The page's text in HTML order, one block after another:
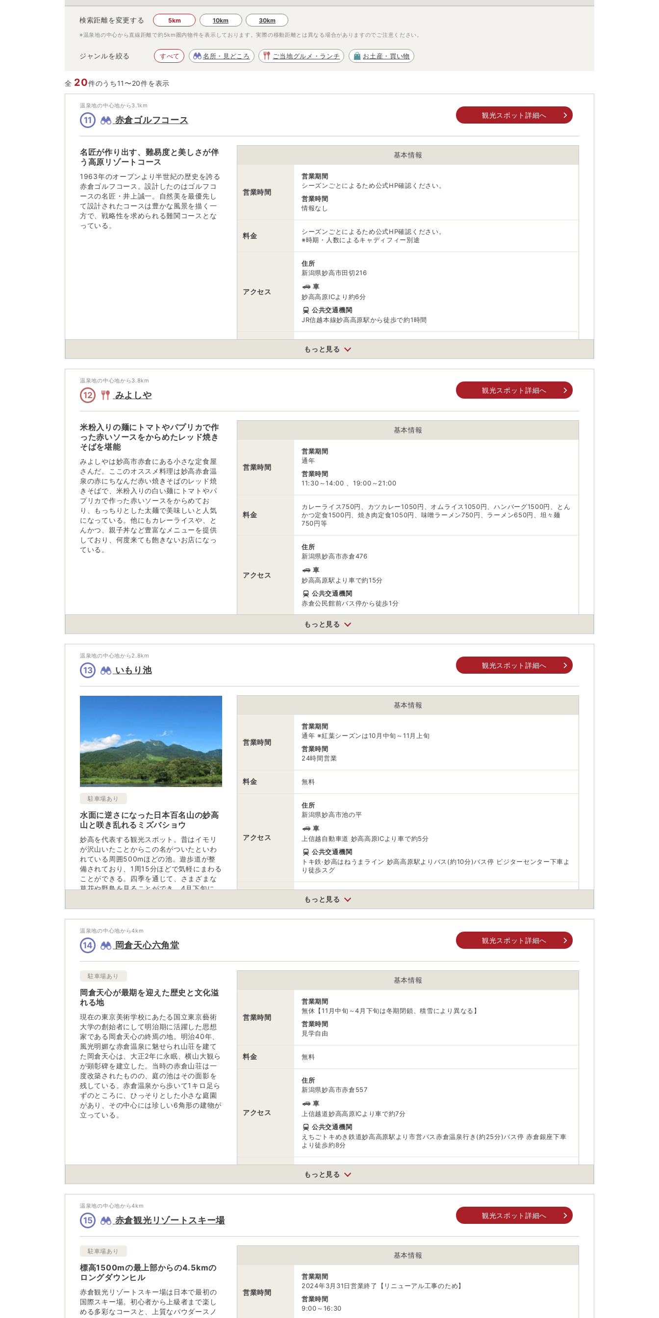
検索距離を変更する 5km 10km 30km
※温泉地の中心から直線距離で約5km 圏内物件を表示しております。実際の移動距離とは異なる場合がありますのでご注意ください。
ジャンルを絞る すべて 名所・見どころ ご当地グルメ・ランチ お土産・買い物
全 20件のうち11〜20件を表示
温泉地の中心地から3.1km
11 赤倉ゴルフコース
観光スポット詳細へ
名匠が作り出す、難易度と美しさが伴
う高原リゾートコース
1963年のオープンより半世紀の歴史を誇る
赤倉ゴルフコース。設計したのはゴルフコ
ースの名匠・井上誠一。自然美を最優先し
て設計されたコースは豊かな風景を描く一
方で、戦略性を求められる難関コースとな
っている。
基本情報
営業時間
営業期間
シーズンごとによるため公式HP確認ください。
営業時間
情報なし
料金
シーズンごとによるため公式HP確認ください。
※時期・人数によるキャディフィー別途
アクセス
住所
新潟県妙高市田切216
車
妙高高原ICより約6分
公共交通機関
JR信越本線妙高高原駅から徒歩で約1時間
電話番号
※ 掲載情報は変更になる場合があります。最新の内容はご利用前にご自身でお問合せください。
もっと見る
温泉地の中心地から3.8km
12 みよしや
観光スポット詳細へ
米粉入りの麺にトマトやパプリカで作
った赤いソースをからめたレッド焼き
そばを堪能
みよしやは妙高市赤倉にある小さな定食屋
さんだ。ここのオススメ料理は妙高赤倉温
泉の赤にちなんだ赤い焼きそばのレッド焼
きそばで、米粉入りの白い麺にトマトやパ
プリカで作った赤いソースをからめてお
り、もっちりとした太麺で美味しいと人気
になっている。他にもカレーライスや、と
んかつ、親子丼など豊富なメニューを提供
しており、何度来ても飽きないお店になっ
ている。
基本情報
営業時間
営業期間
通年
営業時間
11:30～14:00 、19:00～21:00
料金
カレーライス750円、カツカレー1050円、オムライス1050円、ハンバーグ1500円、とん
かつ定食1500円、焼き肉定食1050円、味噌ラーメン750円、ラーメン650円、坦々麺
750円等
アクセス
住所
新潟県妙高市赤倉476
車
妙高高原駅より車で約15分
公共交通機関
赤倉公民館前バス停から徒歩1分
情報なし
※ 掲載情報は変更になる場合があります。最新の内容はご利用前にご自身でお問合せください。
もっと見る
温泉地の中心地から2.8km
13 いもり池
観光スポット詳細へ
駐車場あり
水面に逆さになった日本百名山の妙高
山と咲き乱れるミズバショウ
妙高を代表する観光スポット。昔はイモリ
が沢山いたことからこの名がついたといわ
れている周囲500mほどの池。遊歩道が整
備されており、1周15分ほどで気軽にまわる
ことができる。四季を通じて、さまざまな
草花や野鳥を見ることができ、4月下旬に
し始め、やがて10万株以上ものミズバショ
ウが咲き乱れ、10月中旬～11月上旬には紅
葉が深まる。どの季節も美しく、季節を問
わず多くの方は足を運ぶ。
基本情報
営業時間
営業期間
通年 ※紅葉シーズンは10月中旬～11月上旬
営業時間
24時間営業
料金 無料
アクセス
住所
新潟県妙高市池の平
車
上信越自動車道 妙高高原ICより車で約5分
公共交通機関
トキ鉄·妙高はねうまライン 妙高高原駅よりバス(約10分)バス停 ビジターセンター下車よ
り徒歩スグ
※大型3台
※ 掲載情報は変更になる場合があります。最新の内容はご利用前にご自身でお問合せください。
※ 料金情報は税込・税抜表記が混ざっております。正しい金額はご利用前にご自身でお問合せください。
もっと見る
温泉地の中心地から4km
14 岡倉天心六角堂
観光スポット詳細へ
駐車場あり
岡倉天心が最期を迎えた歴史と文化溢
れる地
現在の東京美術学校にあたる国立東京藝術
大学の創始者にして明治期に活躍した思想
家である岡倉天心の終焉の地。明治40年、
風光明媚な赤倉温泉に魅せられ山荘を建て
た岡倉天心は、大正2年に永眠、横山大観ら
が顕彰碑を建立した。当時の赤倉山荘は一
度改築されたものの、庭の池はその面影を
残している。赤倉温泉から歩いて1キロ足ら
ずのところに、ひっそりとした小さな庭園
があり、その中心には珍しい6角形の建物が
立っている。
基本情報
営業時間
営業期間
無休【11月中旬～4月下旬は冬期閉鎖、積雪により異なる】
営業時間
見学自由
料金 無料
アクセス
住所
新潟県妙高市赤倉557
車
上信越道妙高高原ICより車で約7分
公共交通機関
えちごトキめき鉄道妙高高原駅より市営バス赤倉温泉行き(約25分)バス停 赤倉銀座下車
より徒歩約8分
※ 掲載情報は変更になる場合があります。最新の内容はご利用前にご自身でお問合せください。
※ 料金情報は税込・税抜表記が混ざっております。正しい金額はご利用前にご自身でお問合せください。
もっと見る
温泉地の中心地から4km
15 赤倉観光リゾートスキー場
観光スポット詳細へ
駐車場あり
標高1500mの最上部からの4.5kmの
ロングダウンヒル
赤倉観光リゾートスキー場は日本で最初の
国際スキー場。初心者から上級者まで楽し
める多彩なコースと、上質なパウダースノ
基本情報
営業時間
営業期間
2024年3月31日営業終了【リニューアル工事のため】
営業時間
9:00～16:30